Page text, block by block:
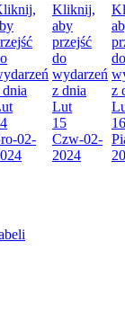
dnia
-02-
Kliknij,
aby
przejść
do
wydarzeń
z dnia
Lut
15
Czw-02-
2024
do
z
16